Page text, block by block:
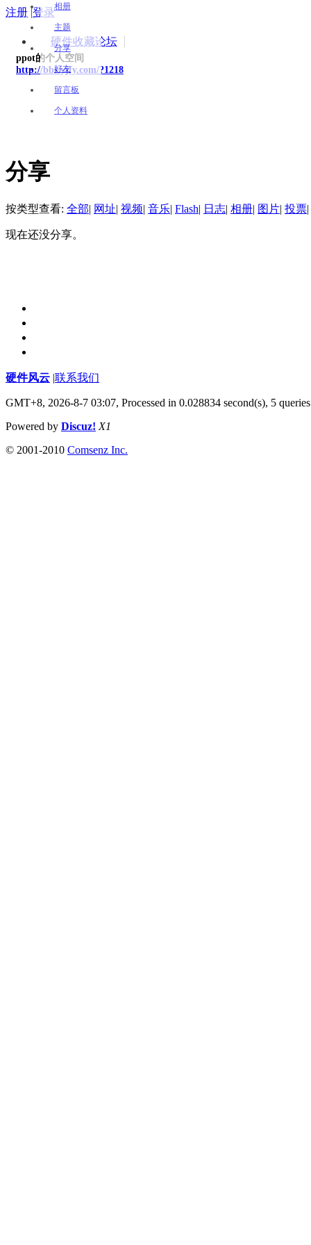
注册 |登录
硬件收藏论坛
ppot的个人空间
http://bbs.yjfy.com/?1218
相册
主题
分享
好友
留言板
个人资料
分享
按类型查看: 全部 网址 视频 音乐 Flash 日志 相册 图片 投票
现在还没分享。
硬件风云 联系我们
GMT+8, 2026-8-7 03:07, Processed in 0.028834 second(s), 5 queries
Powered by Discuz! X1
© 2001-2010 Comsenz Inc.